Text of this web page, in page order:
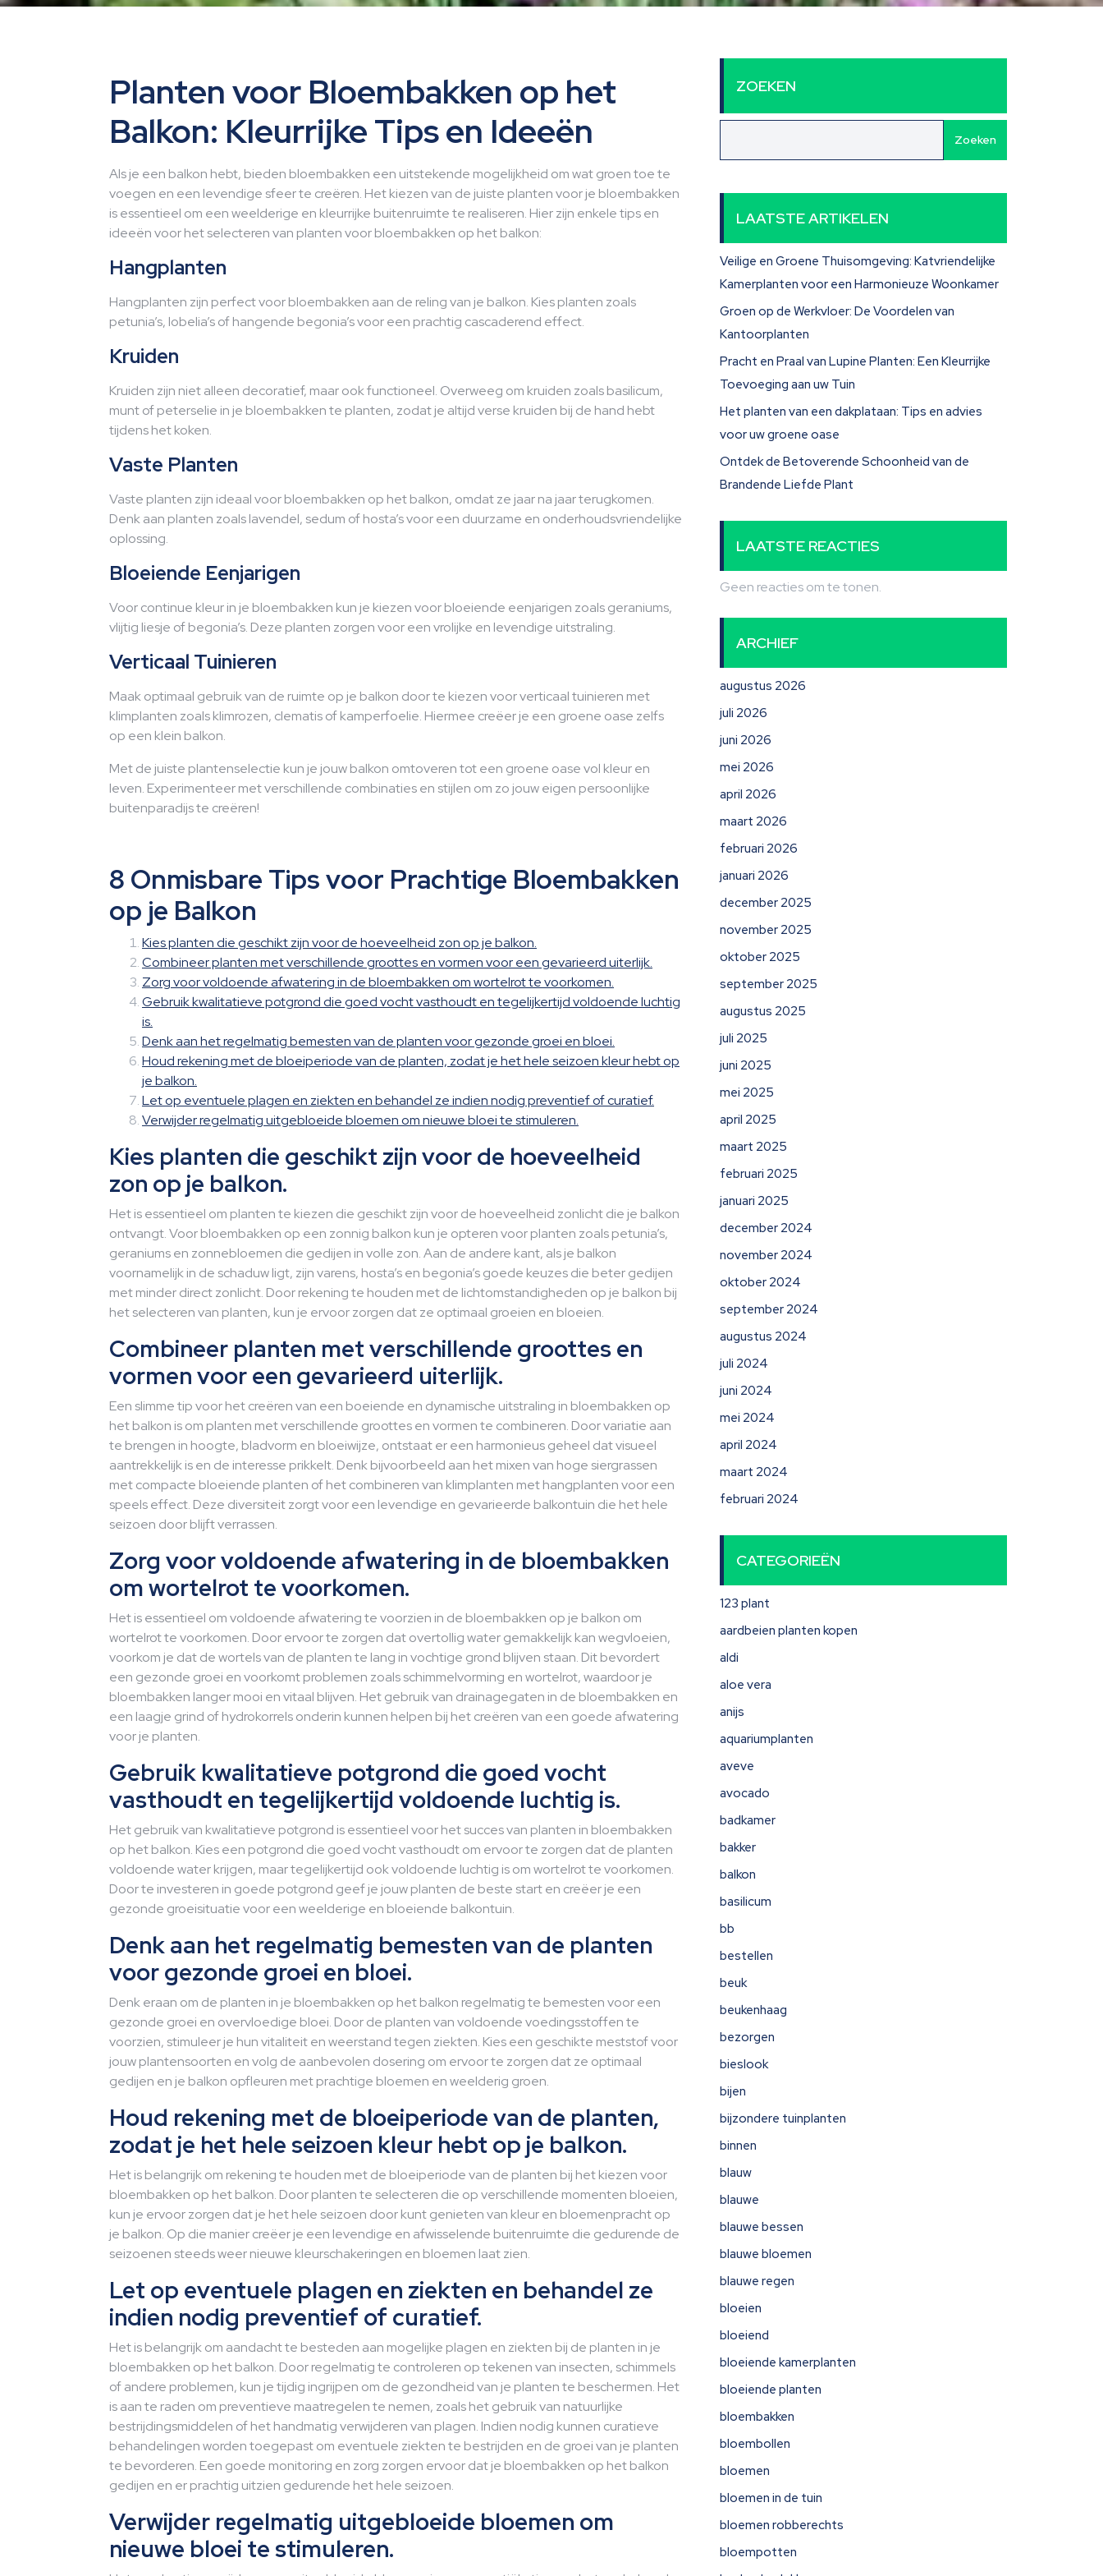
Planten voor Bloembakken op het
Balkon: Kleurrijke Tips en Ideeën
Als je een balkon hebt, bieden bloembakken een uitstekende mogelijkheid om wat groen toe te
voegen en een levendige sfeer te creëren. Het kiezen van de juiste planten voor je bloembakken
is essentieel om een weelderige en kleurrijke buitenruimte te realiseren. Hier zijn enkele tips en
ideeën voor het selecteren van planten voor bloembakken op het balkon:
Hangplanten
Hangplanten zijn perfect voor bloembakken aan de reling van je balkon. Kies planten zoals
petunia’s, lobelia’s of hangende begonia’s voor een prachtig cascaderend effect.
Kruiden
Kruiden zijn niet alleen decoratief, maar ook functioneel. Overweeg om kruiden zoals basilicum,
munt of peterselie in je bloembakken te planten, zodat je altijd verse kruiden bij de hand hebt
tijdens het koken.
Vaste Planten
Vaste planten zijn ideaal voor bloembakken op het balkon, omdat ze jaar na jaar terugkomen.
Denk aan planten zoals lavendel, sedum of hosta’s voor een duurzame en onderhoudsvriendelijke
oplossing.
Bloeiende Eenjarigen
Voor continue kleur in je bloembakken kun je kiezen voor bloeiende eenjarigen zoals geraniums,
vlijtig liesje of begonia’s. Deze planten zorgen voor een vrolijke en levendige uitstraling.
Verticaal Tuinieren
Maak optimaal gebruik van de ruimte op je balkon door te kiezen voor verticaal tuinieren met
klimplanten zoals klimrozen, clematis of kamperfoelie. Hiermee creëer je een groene oase zelfs
op een klein balkon.
Met de juiste plantenselectie kun je jouw balkon omtoveren tot een groene oase vol kleur en
leven. Experimenteer met verschillende combinaties en stijlen om zo jouw eigen persoonlijke
buitenparadijs te creëren!
8 Onmisbare Tips voor Prachtige Bloembakken
op je Balkon
Kies planten die geschikt zijn voor de hoeveelheid zon op je balkon.
Combineer planten met verschillende groottes en vormen voor een gevarieerd uiterlijk.
Zorg voor voldoende afwatering in de bloembakken om wortelrot te voorkomen.
Gebruik kwalitatieve potgrond die goed vocht vasthoudt en tegelijkertijd voldoende luchtig
is.
Denk aan het regelmatig bemesten van de planten voor gezonde groei en bloei.
Houd rekening met de bloeiperiode van de planten, zodat je het hele seizoen kleur hebt op
je balkon.
Let op eventuele plagen en ziekten en behandel ze indien nodig preventief of curatief.
Verwijder regelmatig uitgebloeide bloemen om nieuwe bloei te stimuleren.
Kies planten die geschikt zijn voor de hoeveelheid
zon op je balkon.
Het is essentieel om planten te kiezen die geschikt zijn voor de hoeveelheid zonlicht die je balkon
ontvangt. Voor bloembakken op een zonnig balkon kun je opteren voor planten zoals petunia’s,
geraniums en zonnebloemen die gedijen in volle zon. Aan de andere kant, als je balkon
voornamelijk in de schaduw ligt, zijn varens, hosta’s en begonia’s goede keuzes die beter gedijen
met minder direct zonlicht. Door rekening te houden met de lichtomstandigheden op je balkon bij
het selecteren van planten, kun je ervoor zorgen dat ze optimaal groeien en bloeien.
Combineer planten met verschillende groottes en
vormen voor een gevarieerd uiterlijk.
Een slimme tip voor het creëren van een boeiende en dynamische uitstraling in bloembakken op
het balkon is om planten met verschillende groottes en vormen te combineren. Door variatie aan
te brengen in hoogte, bladvorm en bloeiwijze, ontstaat er een harmonieus geheel dat visueel
aantrekkelijk is en de interesse prikkelt. Denk bijvoorbeeld aan het mixen van hoge siergrassen
met compacte bloeiende planten of het combineren van klimplanten met hangplanten voor een
speels effect. Deze diversiteit zorgt voor een levendige en gevarieerde balkontuin die het hele
seizoen door blijft verrassen.
Zorg voor voldoende afwatering in de bloembakken
om wortelrot te voorkomen.
Het is essentieel om voldoende afwatering te voorzien in de bloembakken op je balkon om
wortelrot te voorkomen. Door ervoor te zorgen dat overtollig water gemakkelijk kan wegvloeien,
voorkom je dat de wortels van de planten te lang in vochtige grond blijven staan. Dit bevordert
een gezonde groei en voorkomt problemen zoals schimmelvorming en wortelrot, waardoor je
bloembakken langer mooi en vitaal blijven. Het gebruik van drainagegaten in de bloembakken en
een laagje grind of hydrokorrels onderin kunnen helpen bij het creëren van een goede afwatering
voor je planten.
Gebruik kwalitatieve potgrond die goed vocht
vasthoudt en tegelijkertijd voldoende luchtig is.
Het gebruik van kwalitatieve potgrond is essentieel voor het succes van planten in bloembakken
op het balkon. Kies een potgrond die goed vocht vasthoudt om ervoor te zorgen dat de planten
voldoende water krijgen, maar tegelijkertijd ook voldoende luchtig is om wortelrot te voorkomen.
Door te investeren in goede potgrond geef je jouw planten de beste start en creëer je een
gezonde groeisituatie voor een weelderige en bloeiende balkontuin.
Denk aan het regelmatig bemesten van de planten
voor gezonde groei en bloei.
Denk eraan om de planten in je bloembakken op het balkon regelmatig te bemesten voor een
gezonde groei en overvloedige bloei. Door de planten van voldoende voedingsstoffen te
voorzien, stimuleer je hun vitaliteit en weerstand tegen ziekten. Kies een geschikte meststof voor
jouw plantensoorten en volg de aanbevolen dosering om ervoor te zorgen dat ze optimaal
gedijen en je balkon opfleuren met prachtige bloemen en weelderig groen.
Houd rekening met de bloeiperiode van de planten,
zodat je het hele seizoen kleur hebt op je balkon.
Het is belangrijk om rekening te houden met de bloeiperiode van de planten bij het kiezen voor
bloembakken op het balkon. Door planten te selecteren die op verschillende momenten bloeien,
kun je ervoor zorgen dat je het hele seizoen door kunt genieten van kleur en bloemenpracht op
je balkon. Op die manier creëer je een levendige en afwisselende buitenruimte die gedurende de
seizoenen steeds weer nieuwe kleurschakeringen en bloemen laat zien.
Let op eventuele plagen en ziekten en behandel ze
indien nodig preventief of curatief.
Het is belangrijk om aandacht te besteden aan mogelijke plagen en ziekten bij de planten in je
bloembakken op het balkon. Door regelmatig te controleren op tekenen van insecten, schimmels
of andere problemen, kun je tijdig ingrijpen om de gezondheid van je planten te beschermen. Het
is aan te raden om preventieve maatregelen te nemen, zoals het gebruik van natuurlijke
bestrijdingsmiddelen of het handmatig verwijderen van plagen. Indien nodig kunnen curatieve
behandelingen worden toegepast om eventuele ziekten te bestrijden en de groei van je planten
te bevorderen. Een goede monitoring en zorg zorgen ervoor dat je bloembakken op het balkon
gedijen en er prachtig uitzien gedurende het hele seizoen.
Verwijder regelmatig uitgebloeide bloemen om
nieuwe bloei te stimuleren.
ZOEKEN
Zoeken
LAATSTE ARTIKELEN
Veilige en Groene Thuisomgeving: Katvriendelijke
Kamerplanten voor een Harmonieuze Woonkamer
Groen op de Werkvloer: De Voordelen van
Kantoorplanten
Pracht en Praal van Lupine Planten: Een Kleurrijke
Toevoeging aan uw Tuin
Het planten van een dakplataan: Tips en advies
voor uw groene oase
Ontdek de Betoverende Schoonheid van de
Brandende Liefde Plant
LAATSTE REACTIES
Geen reacties om te tonen.
ARCHIEF
augustus 2026
juli 2026
juni 2026
mei 2026
april 2026
maart 2026
februari 2026
januari 2026
december 2025
november 2025
oktober 2025
september 2025
augustus 2025
juli 2025
juni 2025
mei 2025
april 2025
maart 2025
februari 2025
januari 2025
december 2024
november 2024
oktober 2024
september 2024
augustus 2024
juli 2024
juni 2024
mei 2024
april 2024
maart 2024
februari 2024
CATEGORIEËN
123 plant
aardbeien planten kopen
aldi
aloe vera
anijs
aquariumplanten
aveve
avocado
badkamer
bakker
balkon
basilicum
bb
bestellen
beuk
beukenhaag
bezorgen
bieslook
bijen
bijzondere tuinplanten
binnen
blauw
blauwe
blauwe bessen
blauwe bloemen
blauwe regen
bloeien
bloeiend
bloeiende kamerplanten
bloeiende planten
bloembakken
bloembollen
bloemen
bloemen in de tuin
bloemen robberechts
bloempotten